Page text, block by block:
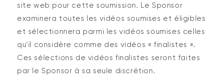
site web pour cette soumission. Le Sponsor
examinera toutes les vidéos soumises et éligibles
et sélectionnera parmi les vidéos soumises celles
qu'il considère comme des vidéos « finalistes ».
Ces sélections de vidéos finalistes seront faites
par le Sponsor à sa seule discrétion.